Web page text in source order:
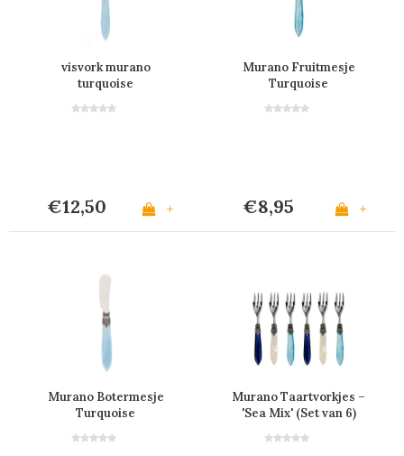
visvork murano
turquoise
€12,50 +
Murano Fruitmesje
Turquoise
€8,95 +
Murano Botermesje
Turquoise
Murano Taartvorkjes –
'Sea Mix' (Set van 6)